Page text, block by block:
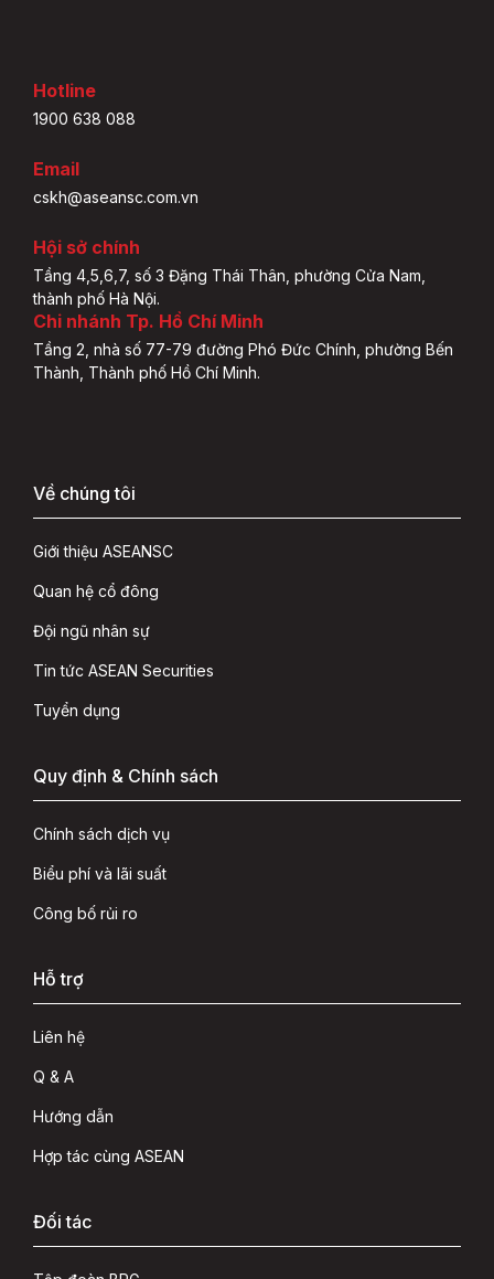
Hotline
1900 638 088
Email
cskh@aseansc.com.vn
Hội sở chính
Tầng 4,5,6,7, số 3 Đặng Thái Thân, phường Cửa Nam,
thành phố Hà Nội.
Chi nhánh Tp. Hồ Chí Minh
Tầng 2, nhà số 77-79 đường Phó Đức Chính, phường Bến
Thành, Thành phố Hồ Chí Minh.
Về chúng tôi
Giới thiệu ASEANSC
Quan hệ cổ đông
Đội ngũ nhân sự
Tin tức ASEAN Securities
Tuyển dụng
Quy định & Chính sách
Chính sách dịch vụ
Biểu phí và lãi suất
Công bố rủi ro
Hỗ trợ
Liên hệ
Q & A
Hướng dẫn
Hợp tác cùng ASEAN
Đối tác